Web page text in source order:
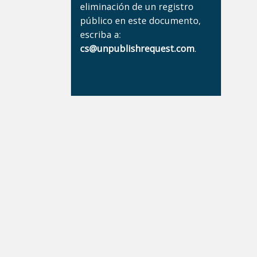
eliminación de un registro
público en este documento,
escriba a:
cs@unpublishrequest.com.